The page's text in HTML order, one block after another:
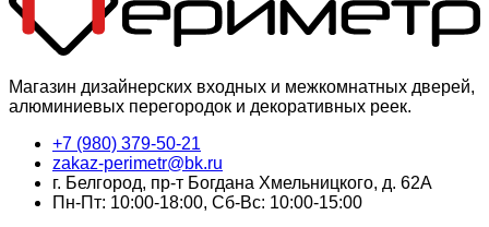
Магазин дизайнерских входных и межкомнатных дверей,
алюминиевых перегородок и декоративных реек.
+7 (980) 379-50-21
zakaz-perimetr@bk.ru
г. Белгород, пр-т Богдана Хмельницкого, д. 62А
Пн-Пт: 10:00-18:00, Сб-Вс: 10:00-15:00